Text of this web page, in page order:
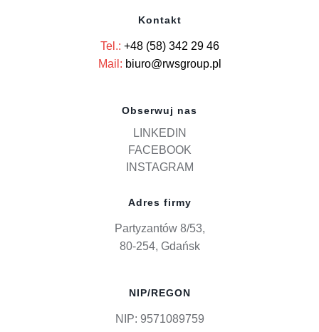
Kontakt
Tel.: +48 (58) 342 29 46
Mail: biuro@rwsgroup.pl
Obserwuj nas
LINKEDIN
FACEBOOK
INSTAGRAM
Adres firmy
Partyzantów 8/53,
80-254, Gdańsk
NIP/REGON
NIP: 9571089759